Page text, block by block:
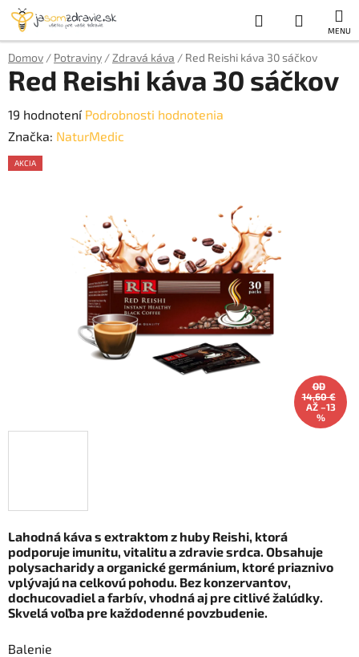
Prejsť
obsah
Hľadať
KOŠÍK
Domov / Potraviny / Zdravá káva / Red Reishi káva 30 sáčkov
Lahodná káva s extraktom z huby Reishi, ktorá
podporuje imunitu, vitalitu a zdravie srdca. Obsahuje
polysacharidy a organické germánium, ktoré priaznivo
vplývajú na celkovú pohodu. Bez konzervantov,
dochucovadiel a farbív, vhodná aj pre citlivé žalúdky.
Skvelá voľba pre každodenné povzbudenie.
Balenie
Red Reishi káva 30 sáčkov
Priemerné
hodnotenie
produktu
19 hodnotení Podrobnosti hodnotenia
Značka: NaturMedic
AKCIA
OD
14,60 €
AŽ –13
%